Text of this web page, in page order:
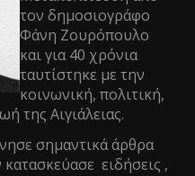
τον δημοσιογράφο
Φάνη Ζουρόπουλο
και για 40 χρόνια
ταυτίστηκε με την
κοινωνική, πολιτική,
της Αιγιάλειας.
σημαντικά άρθρα
κατασκεύασε ειδήσεις ,